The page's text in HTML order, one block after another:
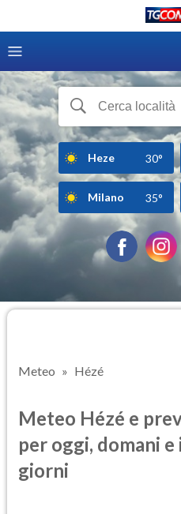
Heze 30°
Milano 35°
Meteo Hézé
Meteo Hézé e
per oggi, domani
giorni